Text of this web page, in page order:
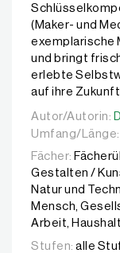
(Maker- und
exemplarische
und bringt
erlebte
auf ihre
Autor/Autorin:
Autor/Autorin:
Umfang/Länge:
Fächer:
Gestalten /
Natur und
Mensch,
Arbeit, Haushalt
Stufen: alle